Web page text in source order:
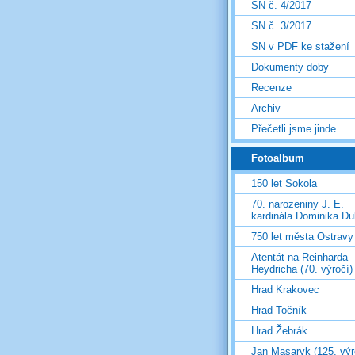
SN č. 4/2017
SN č. 3/2017
SN v PDF ke stažení
Dokumenty doby
Recenze
Archiv
Přečetli jsme jinde
Fotoalbum
150 let Sokola
70. narozeniny J. E.
kardinála Dominika
750 let města Ostravy
Atentát na Reinharda
Heydricha (70. výročí)
Hrad Krakovec
Hrad Točník
Hrad Žebrák
Jan Masaryk (125.